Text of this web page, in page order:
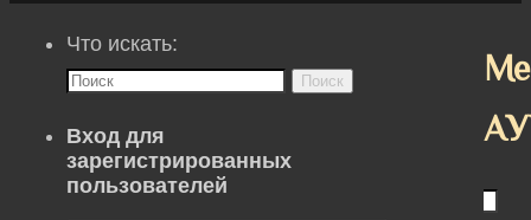
Что искать:
Поиск
Вход для
зарегистрированных
пользователей